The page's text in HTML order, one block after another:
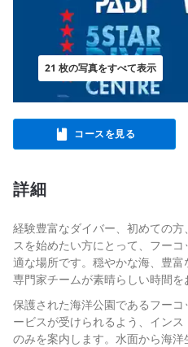
21 枚の写真をすべて表示
コースを見る
詳細
経験豊富なダイバー、初めての
スを始めたい方にとって、フー
適な場所です。穏やかな海、豊
専門家チームが素晴らしい時間を
保護された海洋公園であるフー
ービスが受けられるよう、イン
のみを案内します。水面から海